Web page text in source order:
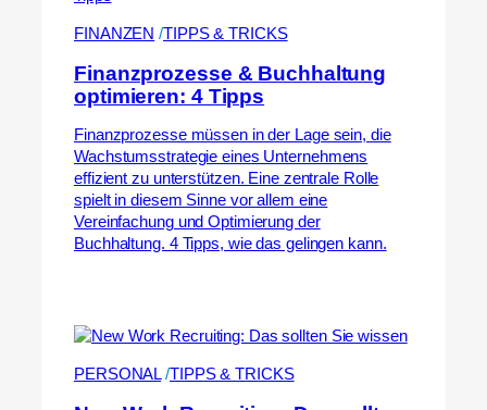
FINANZEN /TIPPS & TRICKS
Finanzprozesse & Buchhaltung
optimieren: 4 Tipps
Finanzprozesse müssen in der Lage sein, die
Wachstumsstrategie eines Unternehmens
effizient zu unterstützen. Eine zentrale Rolle
spielt in diesem Sinne vor allem eine
Vereinfachung und Optimierung der
Buchhaltung. 4 Tipps, wie das gelingen kann.
PERSONAL /TIPPS & TRICKS